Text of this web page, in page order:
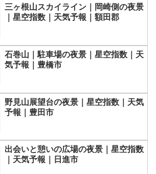
三ヶ根山スカイライン｜岡崎側の夜景
｜星空指数｜天気予報｜額田郡
石巻山｜駐車場の夜景｜星空指数｜天
気予報｜豊橋市
野見山展望台の夜景｜星空指数｜天気
予報｜豊田市
出会いと憩いの広場の夜景｜星空指数
｜天気予報｜日進市